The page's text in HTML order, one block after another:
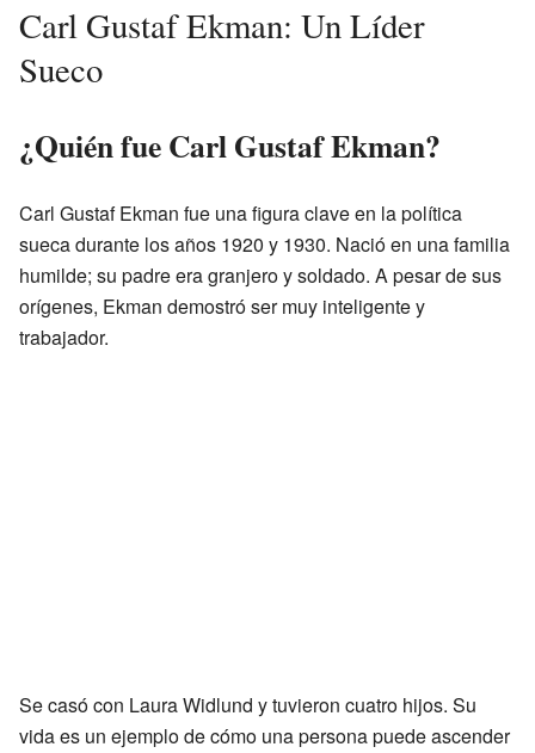
Carl Gustaf Ekman: Un Líder
Sueco
¿Quién fue Carl Gustaf Ekman?
Carl Gustaf Ekman fue una figura clave en la política
sueca durante los años 1920 y 1930. Nació en una familia
humilde; su padre era granjero y soldado. A pesar de sus
orígenes, Ekman demostró ser muy inteligente y
trabajador.
Se casó con Laura Widlund y tuvieron cuatro hijos. Su
vida es un ejemplo de cómo una persona puede ascender